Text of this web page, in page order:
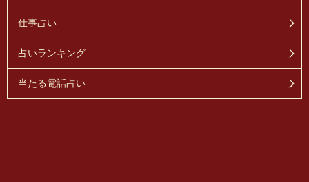
仕事占い
占いランキング
当たる電話占い